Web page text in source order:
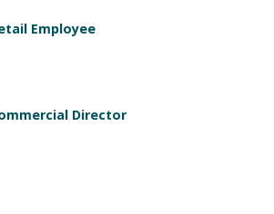
Employee
Director